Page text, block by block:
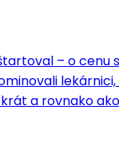
– o cenu
a rovnako